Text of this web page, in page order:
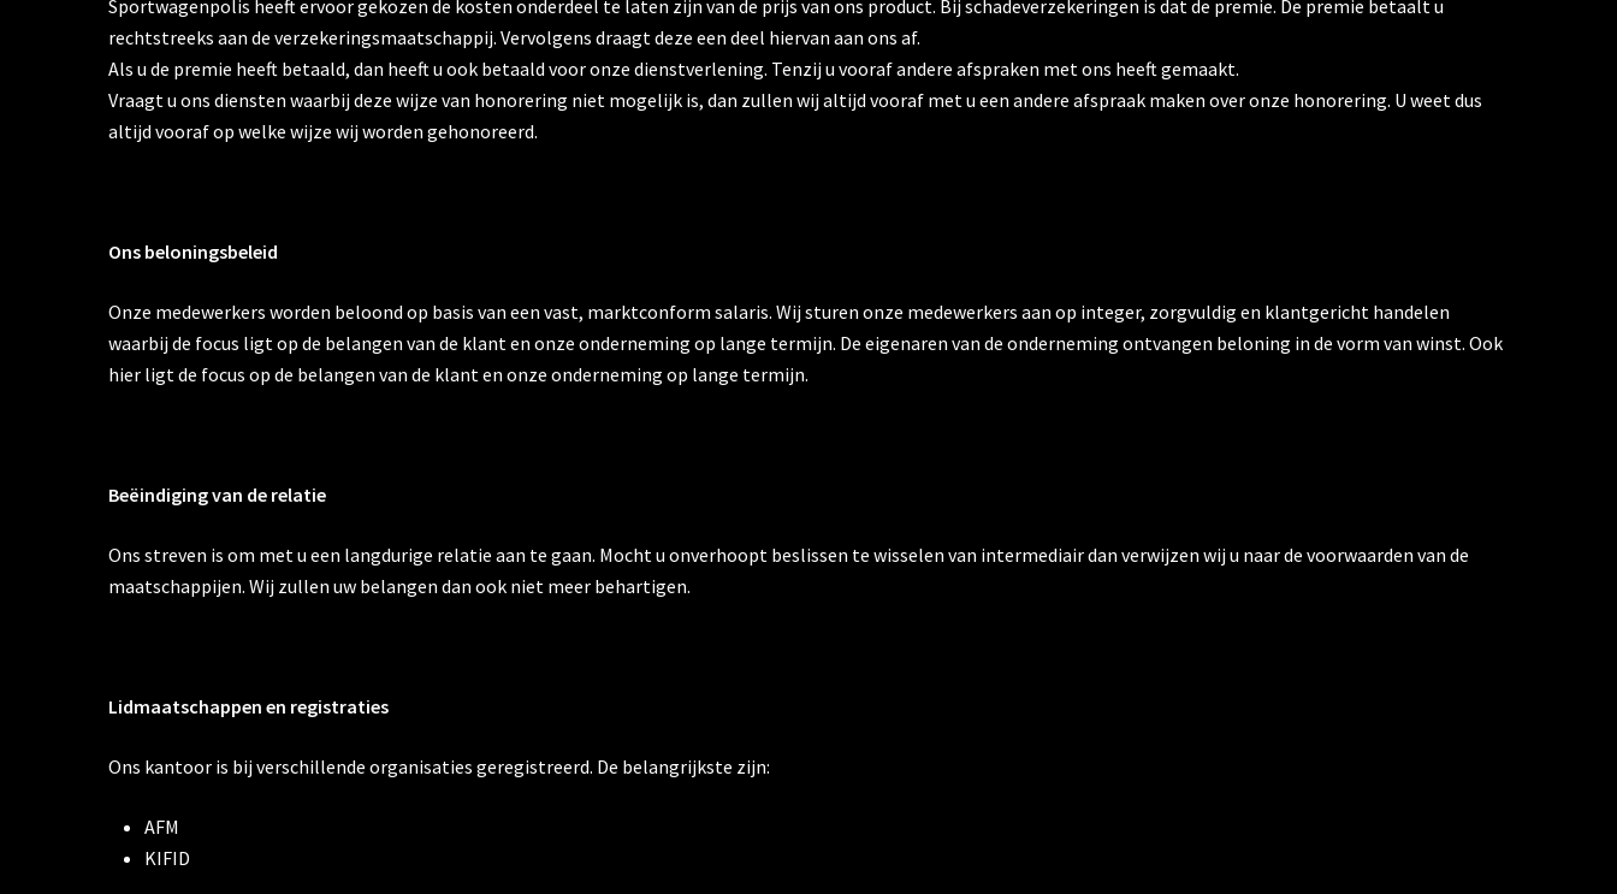
Sportwagenpolis heeft ervoor gekozen de kosten onderdeel te laten zijn van de prijs van ons product. Bij schadeverzekeringen is dat de premie. De premie betaalt u
rechtstreeks aan de verzekeringsmaatschappij. Vervolgens draagt deze een deel hiervan aan ons af.
Als u de premie heeft betaald, dan heeft u ook betaald voor onze dienstverlening. Tenzij u vooraf andere afspraken met ons heeft gemaakt.
Vraagt u ons diensten waarbij deze wijze van honorering niet mogelijk is, dan zullen wij altijd vooraf met u een andere afspraak maken over onze honorering. U weet dus
altijd vooraf op welke wijze wij worden gehonoreerd.
Ons beloningsbeleid
Onze medewerkers worden beloond op basis van een vast, marktconform salaris. Wij sturen onze medewerkers aan op integer, zorgvuldig en klantgericht handelen
waarbij de focus ligt op de belangen van de klant en onze onderneming op lange termijn. De eigenaren van de onderneming ontvangen beloning in de vorm van winst. Ook
hier ligt de focus op de belangen van de klant en onze onderneming op lange termijn.
Beëindiging van de relatie
Ons streven is om met u een langdurige relatie aan te gaan. Mocht u onverhoopt beslissen te wisselen van intermediair dan verwijzen wij u naar de voorwaarden van de
maatschappijen. Wij zullen uw belangen dan ook niet meer behartigen.
Lidmaatschappen en registraties
Ons kantoor is bij verschillende organisaties geregistreerd. De belangrijkste zijn:
AFM
KIFID